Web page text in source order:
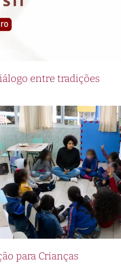
entre tradições
para Crianças